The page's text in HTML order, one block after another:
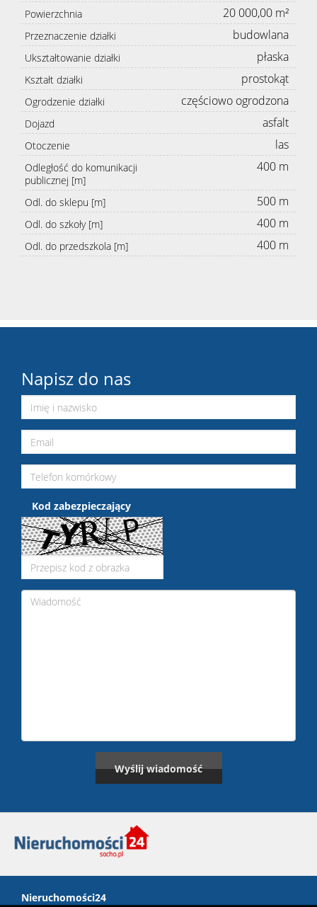
Powierzchnia 20 000,00 m²
Przeznaczenie działki budowlana
Ukształtowanie działki płaska
Kształt działki prostokąt
Ogrodzenie działki częściowo ogrodzona
Dojazd asfalt
Otoczenie las
Odległość do komunikacji
publicznej [m]
400 m
Odl. do sklepu [m] 500 m
Odl. do szkoły [m] 400 m
Odl. do przedszkola [m] 400 m
Napisz do nas
Kod zabezpieczający
Nieruchomości24